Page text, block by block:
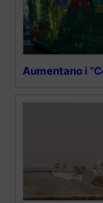
Aumentano i